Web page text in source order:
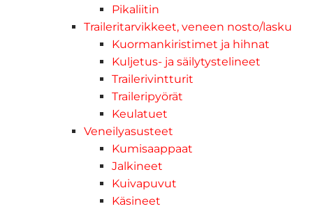
Pikaliitin
Traileritarvikkeet, veneen nosto/lasku
Kuormankiristimet ja hihnat
Kuljetus- ja säilytystelineet
Trailerivintturit
Traileripyörät
Keulatuet
Veneilyasusteet
Kumisaappaat
Jalkineet
Kuivapuvut
Käsineet